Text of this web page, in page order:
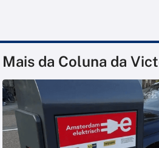
Mais da Coluna da